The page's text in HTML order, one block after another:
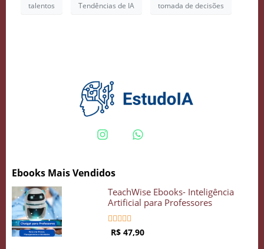
talentos
Tendências de IA tomada de decisões
Ebooks Mais Vendidos
TeachWise Ebooks- Inteligência
Artificial para Professores
    
R$ 47,90